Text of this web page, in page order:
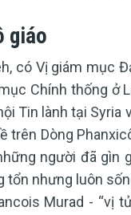
giáo
có Vị giám mục
Chính thống ở
Tin lành tại Syria
trên Dòng
người đã gìn
nhưng luôn
Murad - “vị